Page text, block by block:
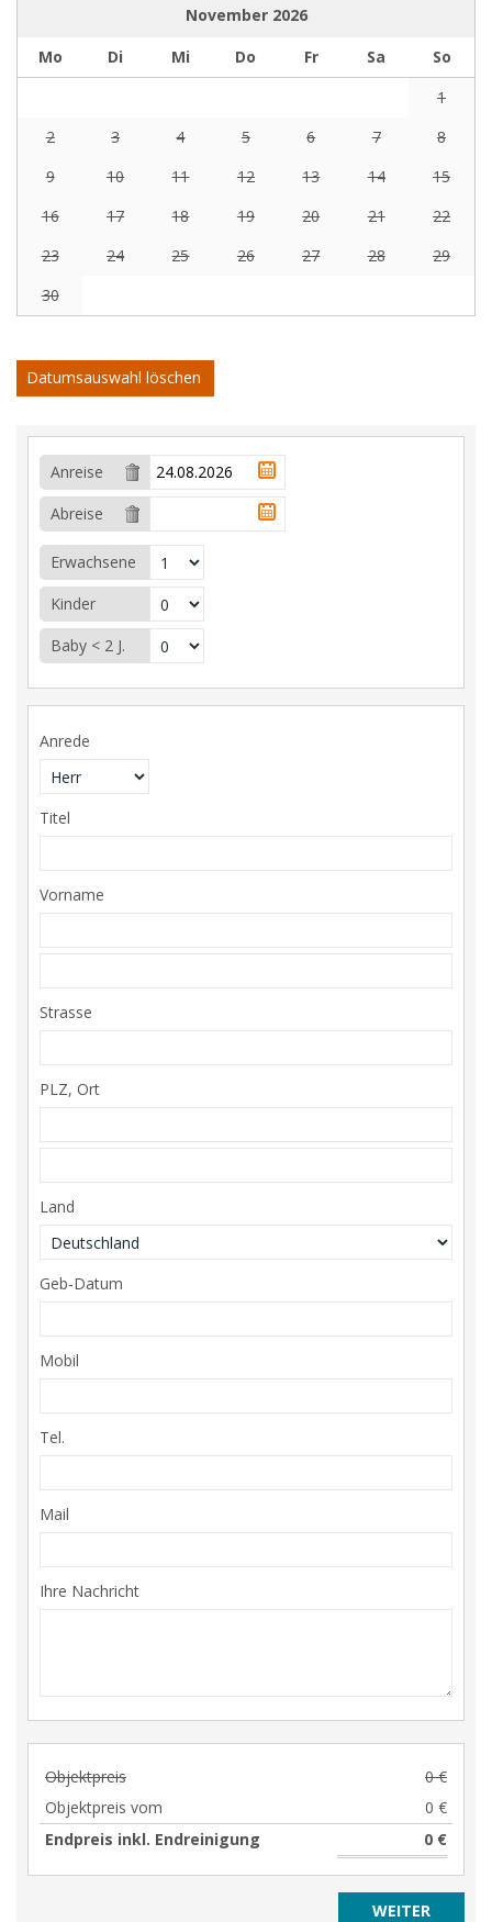
November 2026
Mo
Di Mi Do Fr Sa
So
1
2
3 4 5 6 7
8
9
10 11 12 13 14
15
16
17 18 19 20 21
22
23
24 25 26 27 28
29
30
Datumsauswahl löschen
Anreise
Abreise
Erwachsene
Kinder
Baby < 2 J.
Anrede
Titel
Vorname
Strasse
PLZ, Ort
Land
Geb-Datum
Mobil
Tel.
Mail
Ihre Nachricht
Objektpreis
0 €
Objektpreis vom
0 €
Endpreis inkl. Endreinigung
0 €